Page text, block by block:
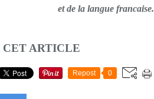
et de la langue francaise.
CET ARTICLE
Repost 0